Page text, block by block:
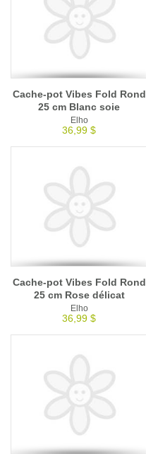
Cache-pot Vibes Fold Rond
25 cm Blanc soie
Elho
36,99 $
Cache-pot Vibes Fold Rond
25 cm Rose délicat
Elho
36,99 $